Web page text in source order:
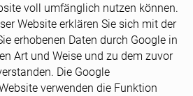
voll umfänglich nutzen können.
Website erklären Sie sich mit der
erhobenen Daten durch Google in
Art und Weise und zu dem zuvor
Die Google
verwenden die Funktion